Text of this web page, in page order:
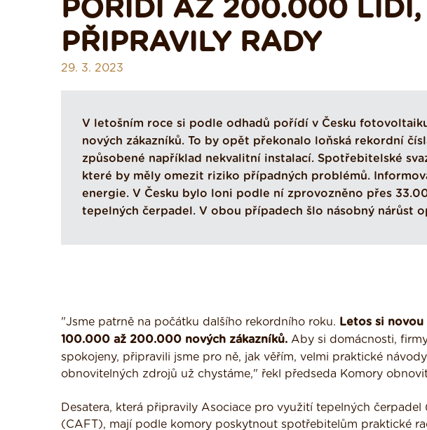
POŘÍDÍ AŽ 200.000 LIDÍ,
PŘIPRAVILY RADY
29. 3. 2023
V letošním roce si podle odhadů pořídí v Česku
nových zákazníků. To by opět překonalo loňská rekordní
způsobené například nekvalitní instalací. Spotřebitelské
které by měly omezit riziko případných problémů.
energie. V Česku bylo loni podle ní zprovozněno přes
tepelných čerpadel. V obou případech šlo násobný nárůst
"Jsme patrně na počátku dalšího rekordního roku.
Letos si
100.000 až 200.000 nových zákazníků. Aby si domácnosti,
spokojeny, připravili jsme pro ně, jak věřím, velmi praktické
obnovitelných zdrojů už chystáme," řekl předseda Komory
Desatera, která připravily Asociace pro využití tepelných
(CAFT), mají podle komory poskytnout spotřebitelům praktické